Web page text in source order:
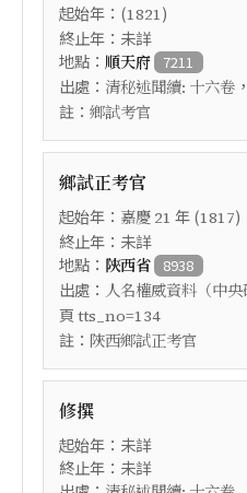
起始年：(1821)
終止年：未詳
地點： 順天府 7211
出處： 清秘述聞續: 十六卷
註： 鄉試考官
鄉試正考官
起始年： 嘉慶 21 年 (1817)
終止年：未詳
地點： 陝西省 8938
出處： 人名權威資料（中央
頁 tts_no=134
註： 陜西鄉試正考官
修撰
起始年：未詳
終止年：未詳